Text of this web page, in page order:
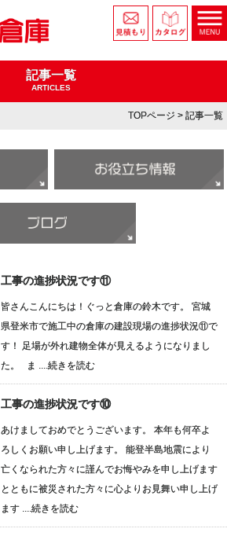
記事一覧
ARTICLES
TOPページ > 記事一覧
工事の進捗状況です⑪
皆さんこんにちは！ぐっと倉庫の鈴木です。 宮城
県登米市で施工中の倉庫の建設現場の進捗状況⑪で
す！ 足場が外れ建物全体が見えるようになりまし
た。 ま ....続きを読む
工事の進捗状況です⑩
あけましておめでとうございます。 本年も何卒よ
ろしくお願い申し上げます。 能登半島地震により
亡くなられた方々に謹んでお悔やみを申し上げます
とともに被災された方々に心よりお見舞い申し上げ
ます ....続きを読む